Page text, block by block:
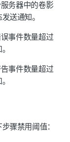
务器中的卷影
送通知。
事件数量超过
事件数量超过
骤禁用阈值：